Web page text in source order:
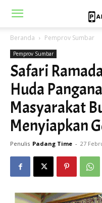
Beranda Pemprov Sumbar
Pemprov Sumbar
Safari
Huda
Masyarakat
Menyiapkan
Penulis Padang Time - 27